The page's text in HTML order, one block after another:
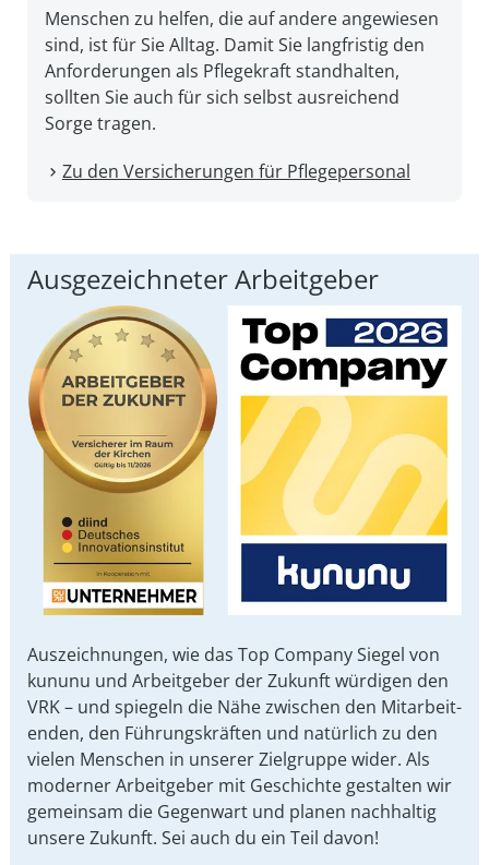
Menschen zu helfen, die auf andere angewiesen
sind, ist für Sie Alltag. Damit Sie lang­fristig den
An­forderungen als Pflege­kraft stand­halten,
sollten Sie auch für sich selbst aus­reichend
Sorge tragen.
Zu den Versicherungen für Pflegepersonal
Ausgezeichneter Arbeitgeber
Auszeichnungen, wie das Top Company Siegel von
kununu und Arbeit­geber der Zukunft würdigen den
VRK – und spiegeln die Nähe zwischen den Mit­arbeit­
enden, den Führungs­kräften und natürlich zu den
vielen Menschen in unserer Ziel­gruppe wider. Als
moderner Arbeit­geber mit Ge­schichte gestalten wir
ge­mein­sam die Gegen­wart und planen nach­haltig
unsere Zu­kunft. Sei auch du ein Teil davon!